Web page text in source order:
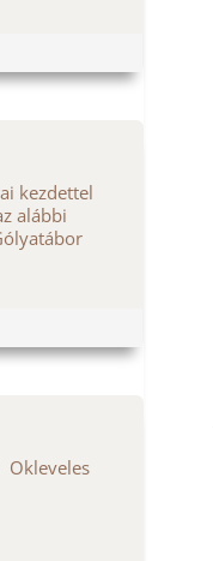
kezdettel
alábbi
Okleveles